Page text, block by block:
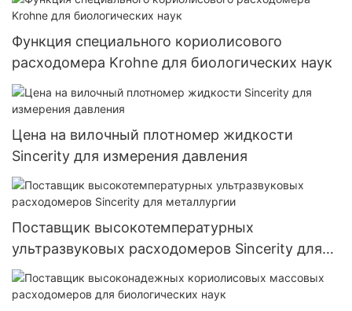
Функция специального кориолисового
расходомера Krohne для биологических наук
Цена на вилочный плотномер жидкости
Sincerity для измерения давления
Поставщик высокотемпературных
ультразвуковых расходомеров Sincerity для
металлургии